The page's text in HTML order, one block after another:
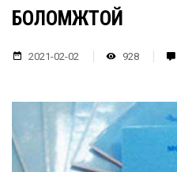
БОЛОМЖТОЙ
2021-02-02 928